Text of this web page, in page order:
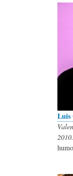
Luis
2010.